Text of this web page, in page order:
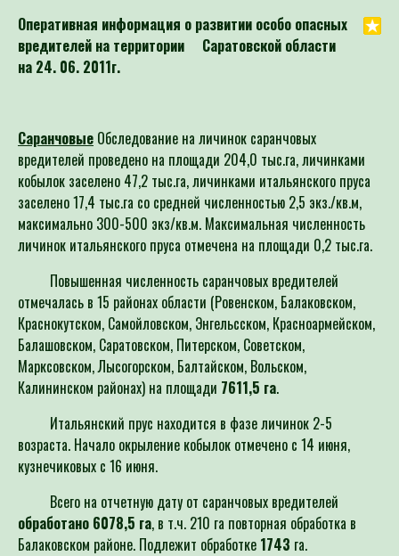
Оперативная информация о развитии особо опасных
вредителей на территории Саратовской области
на 24. 06. 2011г.
Саранчовые Обследование на личинок саранчовых
вредителей проведено на площади 204,0 тыс.га, личинками
кобылок заселено 47,2 тыс.га, личинками итальянского пруса
заселено 17,4 тыс.га со средней численностью 2,5 экз./кв.м,
максимально 300-500 экз/кв.м. Максимальная численность
личинок итальянского пруса отмечена на площади 0,2 тыс.га.
Повышенная численность саранчовых вредителей
отмечалась в 15 районах области (Ровенском, Балаковском,
Краснокутском, Самойловском, Энгельсском, Красноармейском,
Балашовском, Саратовском, Питерском, Советском,
Марксовском, Лысогорском, Балтайском, Вольском,
Калининском районах) на площади7611,5 га.
Итальянский прус находится в фазе личинок 2-5
возраста. Начало окрыление кобылок отмечено с 14 июня,
кузнечиковых с 16 июня.
Всего на отчетную дату от саранчовых вредителей
обработано6078,5га, в т.ч. 210 га повторная обработка в
Балаковском районе. Подлежит обработке1743 га.